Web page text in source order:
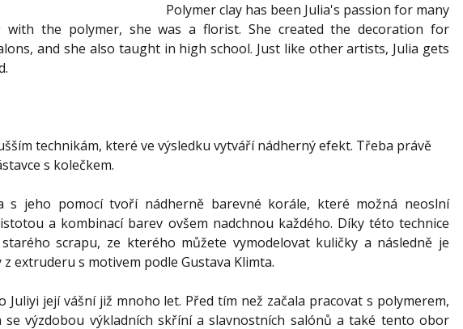
Polymer clay has been Julia's passion for many
the polymer, she was a florist. She created the decoration for
and she also taught in high school. Just like other artists, Julia gets
technikám, které ve výsledku vytváří nádherný efekt. Třeba právě
s kolečkem.
s jeho pomocí tvoří nádherně barevné korále, které možná neoslní
a kombinací barev ovšem nadchnou každého. Díky této technice
scrapu, ze kterého můžete vymodelovat kuličky a následně je
extruderu s motivem podle Gustava Klimta.
Juliyi její vášní již mnoho let. Před tím než začala pracovat s polymerem,
se výzdobou výkladních skříní a slavnostních salónů a také tento obor